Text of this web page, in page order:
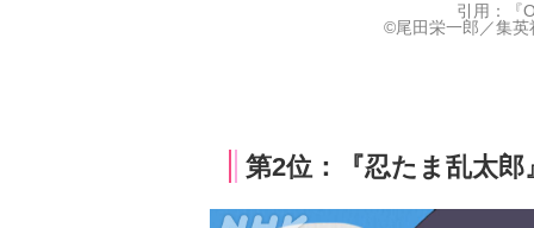
引用：『
©尾田栄一郎／集英
第2位：『忍たま乱太